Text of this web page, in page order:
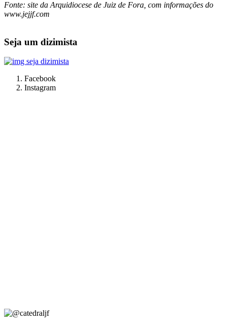
Fonte: site da Arquidiocese de Juiz de Fora, com informações do
www.jejjf.com
Seja um dizimista
Facebook
Instagram